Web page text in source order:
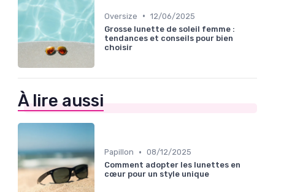
Oversize • 12/06/2025
Grosse lunette de soleil femme :
tendances et conseils pour bien
choisir
À lire aussi
Papillon • 08/12/2025
Comment adopter les lunettes en
cœur pour un style unique